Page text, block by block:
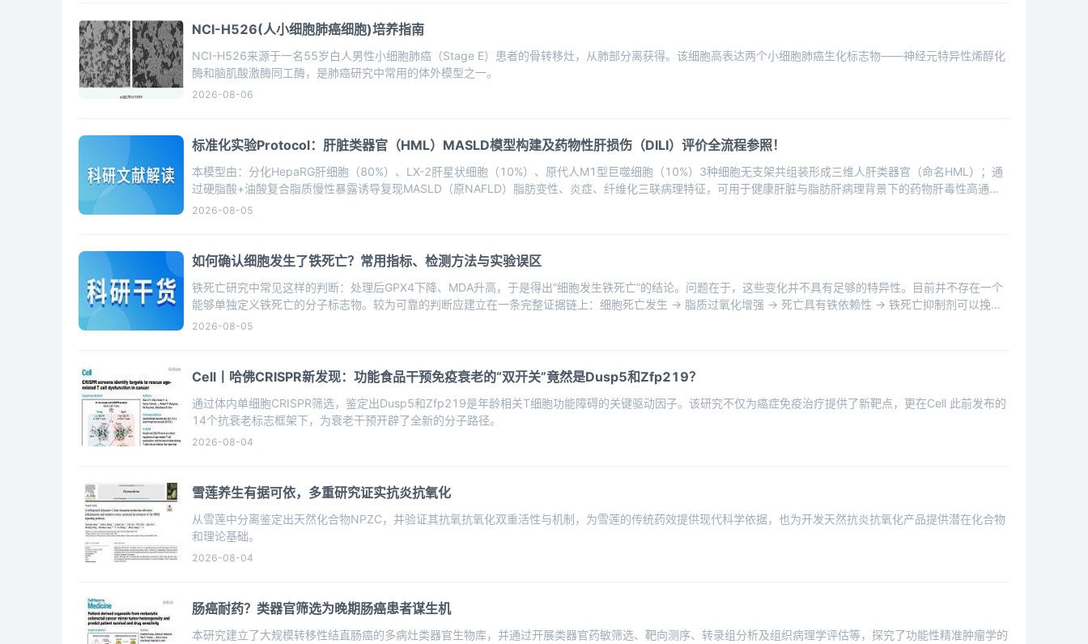
NCI-H526(人小细胞肺癌细胞)培养指南
NCI-H526来源于一名55岁白人男性小细胞肺癌（Stage E）患者的骨转移灶，从肺部分离获得。该细胞高表达两个小细胞肺癌生化标志物——神经元特异性烯醇化
酶和脑肌酸激酶同工酶，是肺癌研究中常用的体外模型之一。
2026-08-06
标准化实验Protocol：肝脏类器官（HML）MASLD模型构建及药物性肝损伤（DILI）评价全流程参照！
本模型由：分化HepaRG肝细胞（80%）、LX-2肝星状细胞（10%）、原代人M1型巨噬细胞（10%）3种细胞无支架共组装形成三维人肝类器官（命名HML）；通
过硬脂酸+油酸复合脂质慢性暴露诱导复现MASLD（原NAFLD）脂肪变性、炎症、纤维化三联病理特征，可用于健康肝脏与脂肪肝病理背景下的药物肝毒性高通量/
多组学评价。
2026-08-05
如何确认细胞发生了铁死亡？常用指标、检测方法与实验误区
铁死亡研究中常见这样的判断：处理后GPX4下降、MDA升高，于是得出“细胞发生铁死亡”的结论。问题在于，这些变化并不具有足够的特异性。目前并不存在一个
能够单独定义铁死亡的分子标志物。较为可靠的判断应建立在一条完整证据链上：细胞死亡发生 → 脂质过氧化增强 → 死亡具有铁依赖性 → 铁死亡抑制剂可以挽救
→ 其他死亡方式不能充分解释
2026-08-05
Cell丨哈佛CRISPR新发现：功能食品干预免疫衰老的“双开关”竟然是Dusp5和Zfp219？
通过体内单细胞CRISPR筛选，鉴定出Dusp5和Zfp219是年龄相关T细胞功能障碍的关键驱动因子。该研究不仅为癌症免疫治疗提供了新靶点，更在Cell 此前发布的
14个抗衰老标志框架下，为衰老干预开辟了全新的分子路径。
2026-08-04
雪莲养生有据可依，多重研究证实抗炎抗氧化
从雪莲中分离鉴定出天然化合物NPZC，并验证其抗氧抗氧化双重活性与机制，为雪莲的传统药效提供现代科学依据，也为开发天然抗炎抗氧化产品提供潜在化合物
和理论基础。
2026-08-04
肠癌耐药？类器官筛选为晚期肠癌患者谋生机
本研究建立了大规模转移性结直肠癌的多病灶类器官生物库，并通过开展类器官药敏筛选、靶向测序、转录组分析及组织病理学评估等，探究了功能性精准肿瘤学的